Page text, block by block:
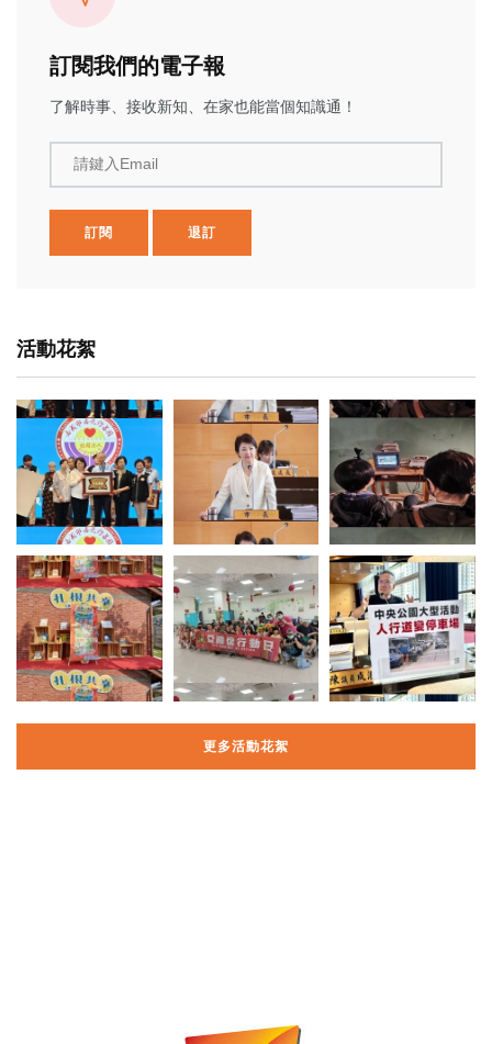
訂閱我們的電子報
了解時事、接收新知、在家也能當個知識通！
請鍵入Email
訂閱 退訂
活動花絮
更多活動花絮